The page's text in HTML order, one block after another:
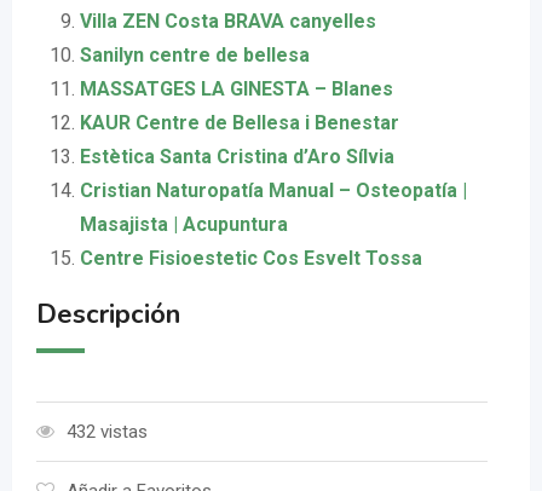
Villa ZEN Costa BRAVA canyelles
Sanilyn centre de bellesa
MASSATGES LA GINESTA – Blanes
KAUR Centre de Bellesa i Benestar
Estètica Santa Cristina d’Aro Sílvia
Cristian Naturopatía Manual – Osteopatía |
Masajista | Acupuntura
Centre Fisioestetic Cos Esvelt Tossa
Descripción
432 vistas